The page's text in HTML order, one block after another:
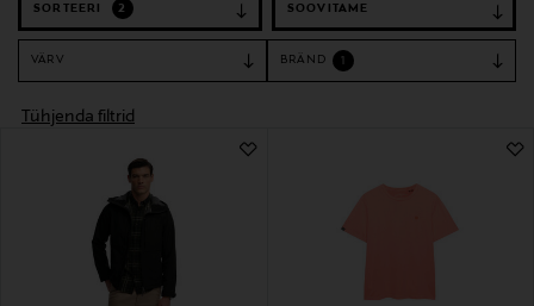
SORTEERI 2
VÄRV BRÄND
Tühjenda filtrid